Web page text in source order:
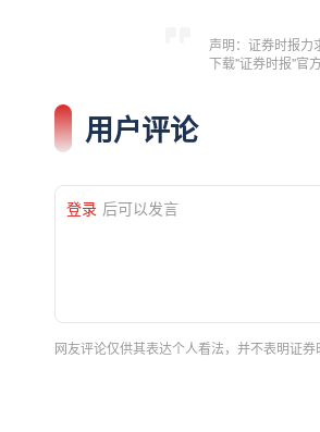
声明：证券时报力
下载"证券时报"官
用户评论
登录 后可以发言
网友评论仅供其表达个人看法，并不表明证券